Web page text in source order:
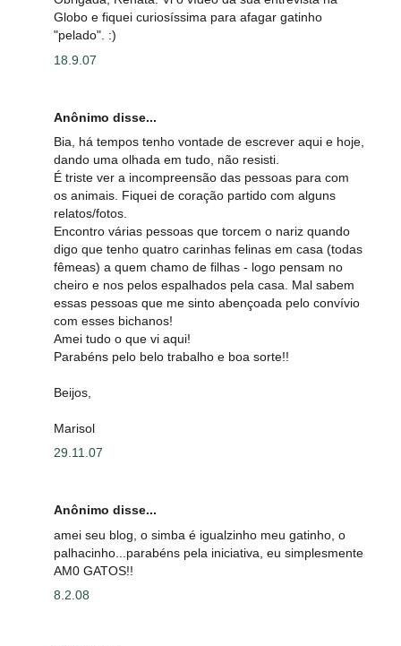
Globo e fiquei curiosíssima para afagar gatinho
"pelado". :)
18.9.07
Anônimo disse...
Bia, há tempos tenho vontade de escrever aqui e hoje,
dando uma olhada em tudo, não resisti.
É triste ver a incompreensão das pessoas para com
os animais. Fiquei de coração partido com alguns
relatos/fotos.
Encontro várias pessoas que torcem o nariz quando
digo que tenho quatro carinhas felinas em casa (todas
fêmeas) a quem chamo de filhas - logo pensam no
cheiro e nos pelos espalhados pela casa. Mal sabem
essas pessoas que me sinto abençoada pelo convívio
com esses bichanos!
Amei tudo o que vi aqui!
Parabéns pelo belo trabalho e boa sorte!!
Beijos,
Marisol
29.11.07
Anônimo disse...
amei seu blog, o simba é igualzinho meu gatinho, o
palhacinho...parabéns pela iniciativa, eu simplesmente
AM0 GATOS!!
8.2.08